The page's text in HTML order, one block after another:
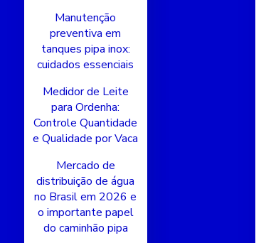
Manutenção
preventiva em
tanques pipa inox:
cuidados essenciais
Medidor de Leite
para Ordenha:
Controle Quantidade
e Qualidade por Vaca
Mercado de
distribuição de água
no Brasil em 2026 e
o importante papel
do caminhão pipa